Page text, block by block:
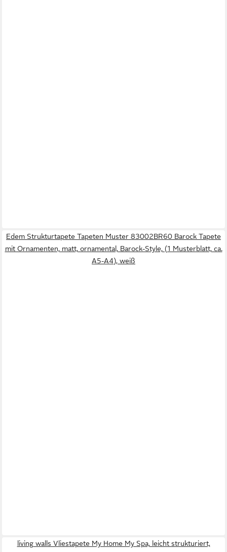
Edem Strukturtapete Tapeten Muster 83002BR60 Barock Tapete
mit Ornamenten, matt, ornamental, Barock-Style, (1 Musterblatt, ca.
A5-A4), weiß
living walls Vliestapete My Home My Spa, leicht strukturiert,